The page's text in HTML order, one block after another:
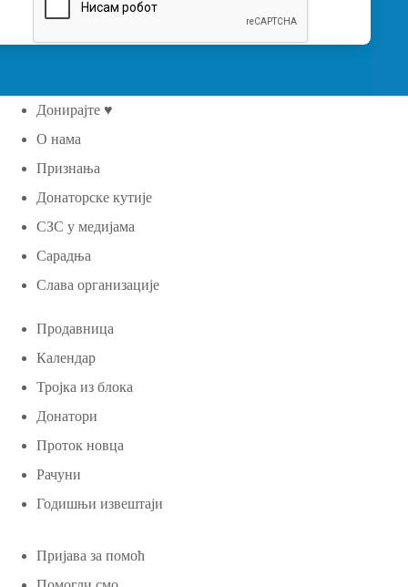
Донирајте ♥
О нама
Признања
Донаторске кутије
СЗС у медијама
Сарадња
Слава организације
Продавница
Календар
Тројка из блока
Донатори
Проток новца
Рачуни
Годишњи извештаји
Пријава за помоћ